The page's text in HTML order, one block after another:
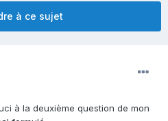
à ce sujet
à la deuxième question de mon